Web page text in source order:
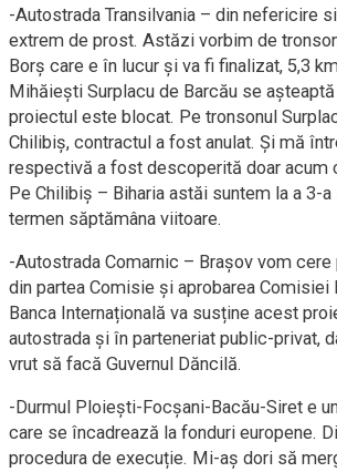
-Autostrada Transilvania – din nefericire
extrem de prost. Astăzi vorbim de
Borș care e în lucur și va fi finalizat, 5,3
Mihăiești Surplacu de Barcău se
proiectul este blocat. Pe tronsonul
Chilibiș, contractul a fost anulat. Și mă
respectivă a fost descoperită doar acum
Pe Chilibiș – Biharia astăi suntem la a 3-
termen săptămâna viitoare.
-Autostrada Comarnic – Brașov vom
din partea Comisie și aprobarea Comisiei
Banca Internațională va susține acest
autostrada și în parteneriat public-privat,
vrut să facă Guvernul Dăncilă.
-Durmul Ploiești-Focșani-Bacău-Siret e
care se încadrează la fonduri europene.
procedura de execuție. Mi-aș dori să